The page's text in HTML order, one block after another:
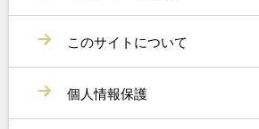
このサイトについて
個人情報保護